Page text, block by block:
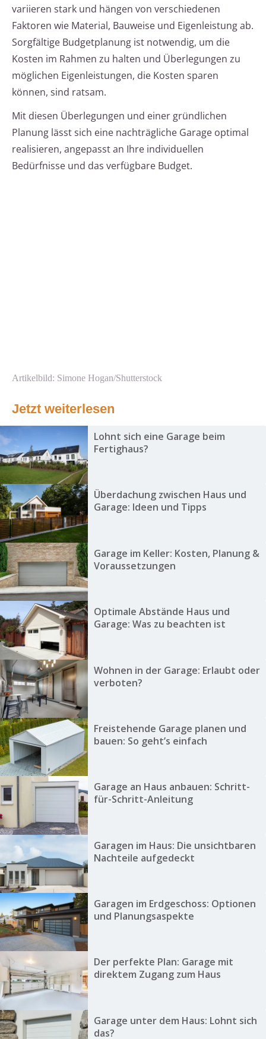
variieren stark und hängen von verschiedenen
Faktoren wie Material, Bauweise und Eigenleistung ab.
Sorgfältige Budgetplanung ist notwendig, um die
Kosten im Rahmen zu halten und Überlegungen zu
möglichen Eigenleistungen, die Kosten sparen
können, sind ratsam.
Mit diesen Überlegungen und einer gründlichen
Planung lässt sich eine nachträgliche Garage optimal
realisieren, angepasst an Ihre individuellen
Bedürfnisse und das verfügbare Budget.
Artikelbild: Simone Hogan/Shutterstock
Jetzt weiterlesen
Lohnt sich eine Garage beim
Fertighaus?
Überdachung zwischen Haus und
Garage: Ideen und Tipps
Garage im Keller: Kosten, Planung &
Voraussetzungen
Optimale Abstände Haus und
Garage: Was zu beachten ist
Wohnen in der Garage: Erlaubt oder
verboten?
Freistehende Garage planen und
bauen: So geht’s einfach
Garage an Haus anbauen: Schritt-
für-Schritt-Anleitung
Garagen im Haus: Die unsichtbaren
Nachteile aufgedeckt
Garagen im Erdgeschoss: Optionen
und Planungsaspekte
Der perfekte Plan: Garage mit
direktem Zugang zum Haus
Garage unter dem Haus: Lohnt sich
das?